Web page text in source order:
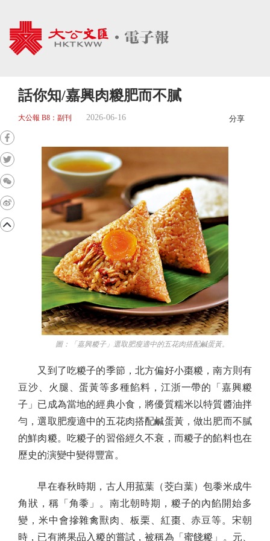
話你知/嘉興肉糉肥而不膩
大公報 B8：副刊 2026-06-16 分享
圖：「嘉興糉子」選取肥瘦適中的五花肉搭配鹹蛋黃。
又到了吃糉子的季節，北方偏好小棗糉，南方則有
豆沙、火腿、蛋黃等多種餡料，江浙一帶的「嘉興糉
子」已成為當地的經典小食，將優質糯米以特質醬油拌
勻，選取肥瘦適中的五花肉搭配鹹蛋黃，做出肥而不膩
的鮮肉糉。吃糉子的習俗經久不衰，而糉子的餡料也在
歷史的演變中變得豐富。
早在春秋時期，古人用菰葉（茭白葉）包黍米成牛
角狀，稱「角黍」。南北朝時期，糉子的內餡開始多
變，米中會摻雜禽獸肉、板栗、紅棗、赤豆等。宋朝
時，已有將果品入糉的嘗試，被稱為「蜜餞糉」。元、